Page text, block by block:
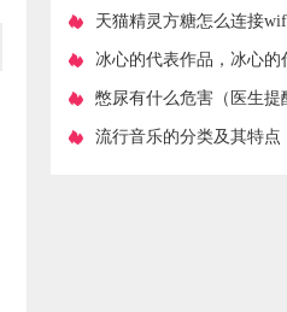
儿2熊猫三胞胎童话次元
天猫精灵方糖怎么连接
换另一个无线网怎么弄)
冰心的代表作品，冰心的
实？
憋尿有什么危害（医生提
要憋尿！否则，5大危害
流行音乐的分类及其特点